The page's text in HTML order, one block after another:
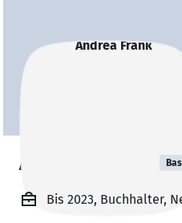
Andrea Frank
Bis 2023, Buchhalter,